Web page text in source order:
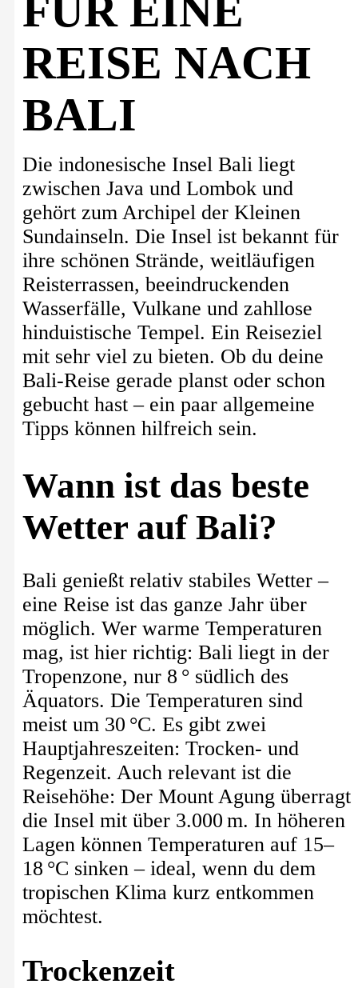
FÜR EINE
REISE NACH
BALI
Die indonesische Insel Bali liegt
zwischen Java und Lombok und
gehört zum Archipel der Kleinen
Sundainseln. Die Insel ist bekannt für
ihre schönen Strände, weitläufigen
Reisterrassen, beeindruckenden
Wasserfälle, Vulkane und zahllose
hinduistische Tempel. Ein Reiseziel
mit sehr viel zu bieten. Ob du deine
Bali-Reise gerade planst oder schon
gebucht hast – ein paar allgemeine
Tipps können hilfreich sein.
Wann ist das beste
Wetter auf Bali?
Bali genießt relativ stabiles Wetter –
eine Reise ist das ganze Jahr über
möglich. Wer warme Temperaturen
mag, ist hier richtig: Bali liegt in der
Tropenzone, nur 8 ° südlich des
Äquators. Die Temperaturen sind
meist um 30 °C. Es gibt zwei
Hauptjahreszeiten: Trocken- und
Regenzeit. Auch relevant ist die
Reisehöhe: Der Mount Agung überragt
die Insel mit über 3.000 m. In höheren
Lagen können Temperaturen auf 15–
18 °C sinken – ideal, wenn du dem
tropischen Klima kurz entkommen
möchtest.
Trockenzeit